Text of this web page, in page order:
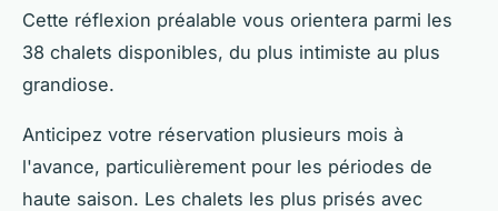
Cette réflexion préalable vous orientera parmi les
38 chalets disponibles, du plus intimiste au plus
grandiose.
Anticipez votre réservation plusieurs mois à
l'avance, particulièrement pour les périodes de
haute saison. Les chalets les plus prisés avec